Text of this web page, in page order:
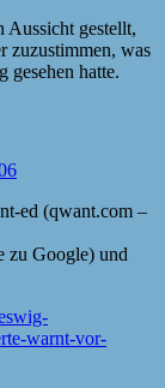
gestellt,
zuzustimmen, was
gesehen hatte.
ed (qwant.com –
zu Google) und
warnt-vor-